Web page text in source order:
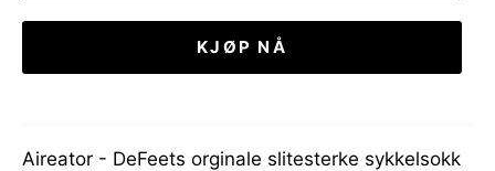
KJØP NÅ
Aireator - DeFeets orginale slitesterke sykkelsokk